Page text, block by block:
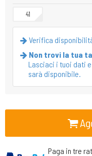
41
Verifica
Non trovi la tua
Lasciaci i tuoi dati
sarà disponibile.
Paga in tre